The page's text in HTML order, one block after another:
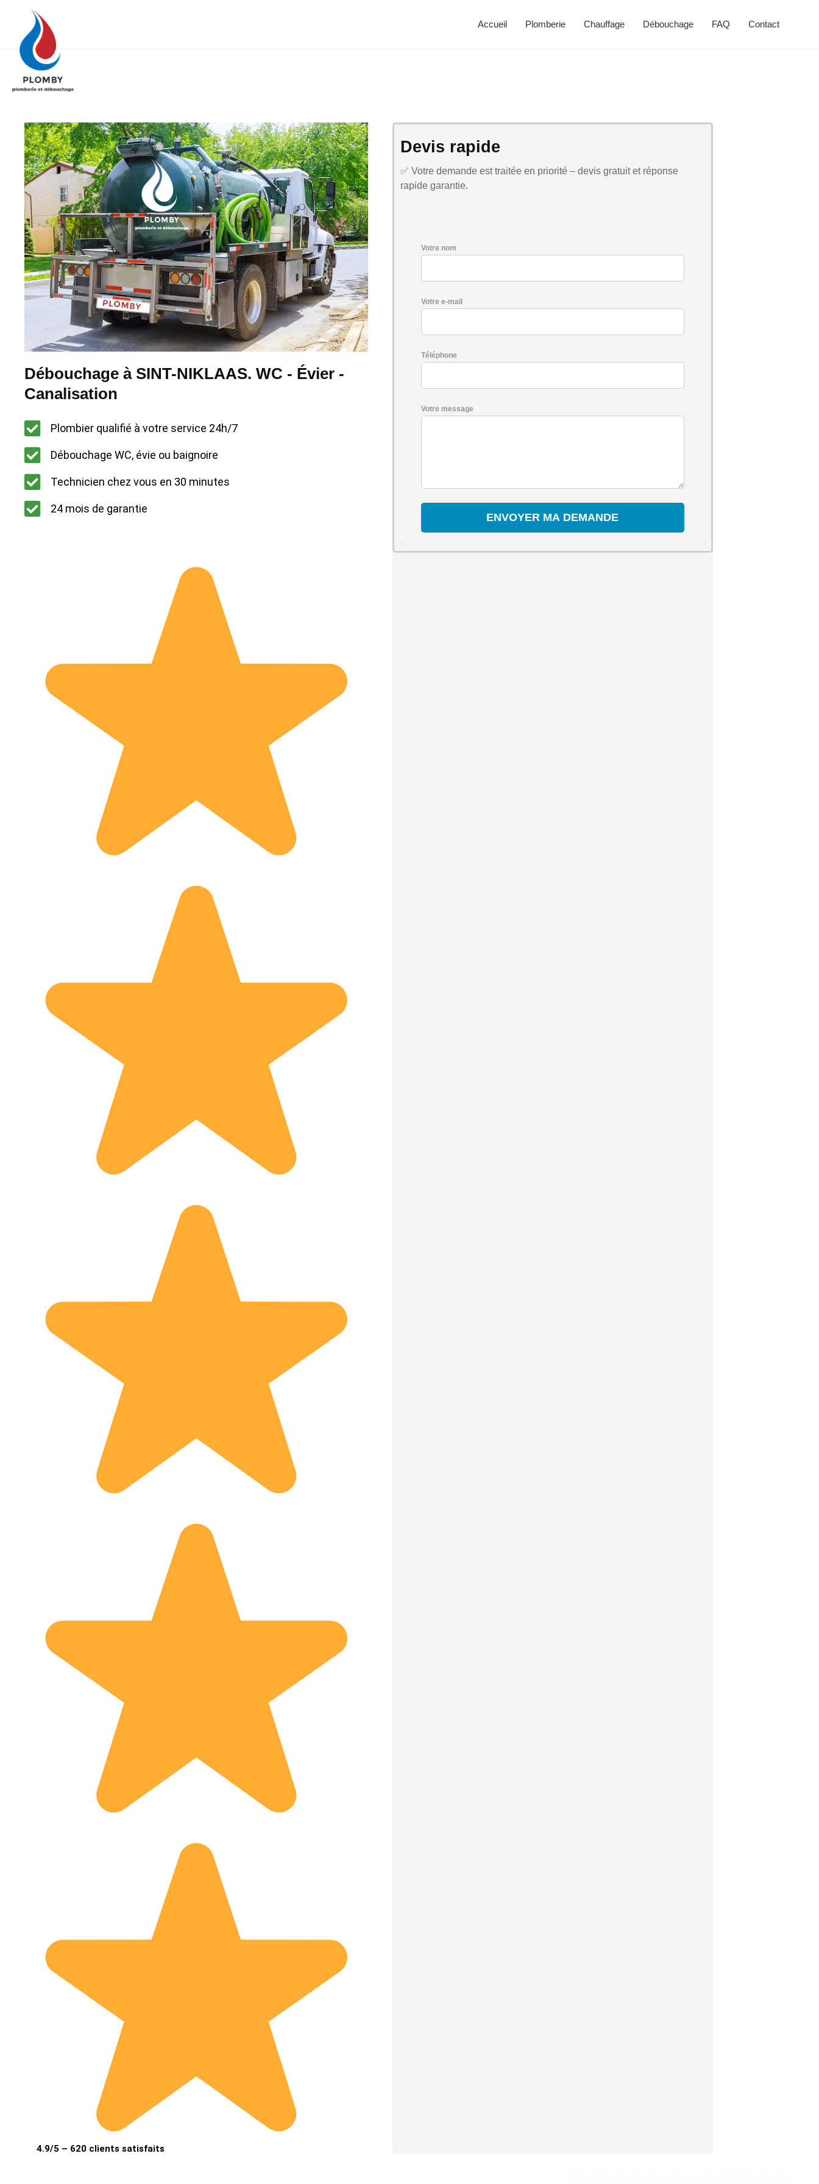
Accueil Plomberie Chauffage Débouchage FAQ Contact
Débouchage à SINT-NIKLAAS. WC - Évier -
Canalisation
Plombier qualifié à votre service 24h/7
Débouchage WC, évie ou baignoire
Technicien chez vous en 30 minutes
24 mois de garantie
4.9/5 – 620 clients satisfaits
Devis rapide
✅ Votre demande est traitée en priorité – devis gratuit et réponse
rapide garantie.
Votre nom
Votre e-mail
Téléphone
Votre message